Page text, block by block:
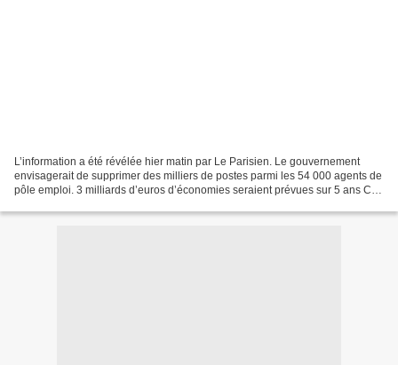
L’information a été révélée hier matin par Le Parisien. Le gouvernement
envisagerait de supprimer des milliers de postes parmi les 54 000 agents de
pôle emploi. 3 milliards d’euros d’économies seraient prévues sur 5 ans Cet